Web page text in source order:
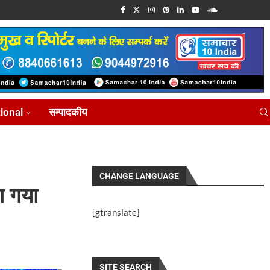
सम्पादकीय
गया
CHANGE LANGUAGE
[gtranslate]
SITE SEARCH